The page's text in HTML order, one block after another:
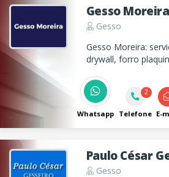
Gesso Moreira
Gesso
Gesso Moreira:
drywall, forro
experiência. Solicite
Whatsapp
2
Telefone E-
Paulo César
Gesso